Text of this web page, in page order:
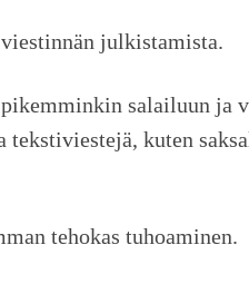
julkistamista.
salailuun ja
tekstiviestejä, kuten
tehokas tuhoaminen.